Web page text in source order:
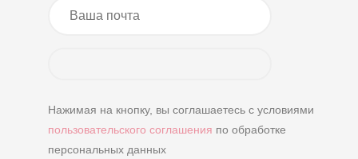
Нажимая на кнопку, вы соглашаетесь с условиями
пользовательского соглашения по обработке
персональных данных